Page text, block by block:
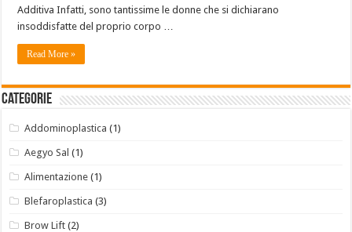
Additiva Infatti, sono tantissime le donne che si dichiarano
insoddisfatte del proprio corpo …
Read More »
Categorie
Addominoplastica (1)
Aegyo Sal (1)
Alimentazione (1)
Blefaroplastica (3)
Brow Lift (2)